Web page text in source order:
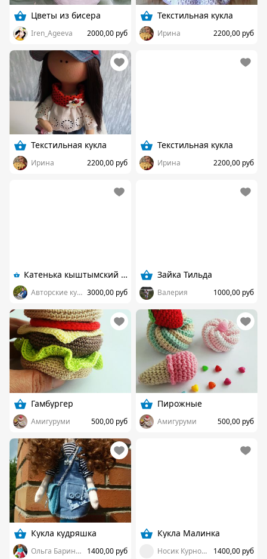
Цветы из бисера
Iren_Ageeva 2000,00 руб
Текстильная кукла
Ирина 2200,00 руб
Текстильная кукла
Ирина 2200,00 руб
Текстильная кукла
Ирина 2200,00 руб
Катенька кыштымский карлик. Интерьерная кукла
Авторские куклы Евгении Андреевой 3000,00 руб
Зайка Тильда
Валерия 1000,00 руб
Гамбургер
Амигуруми 500,00 руб
Пирожные
Амигуруми 500,00 руб
Кукла кудряшка
Ольга Баринова 1400,00 руб
Кукла Малинка
Носик Курносик 1400,00 руб